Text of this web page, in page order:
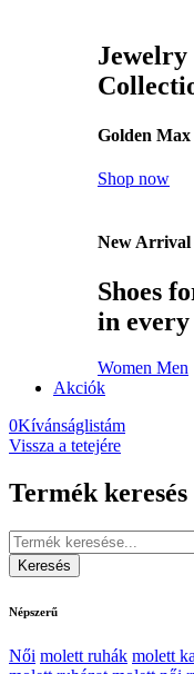
Jewelry
Golden Max
Shop now
New Arrival
Shoes
in every
Women Men
Akciók
0Kívánságlistám
Vissza a tetejére
Termék keresés
Népszerű
Női molett ruhák molett